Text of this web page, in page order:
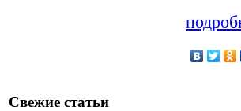
Свежие статьи